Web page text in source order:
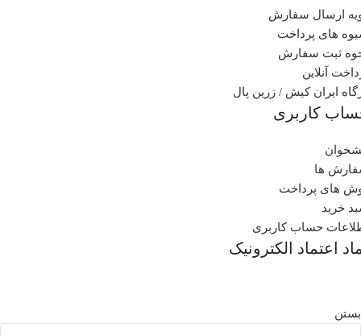
ارسال سفارش
های پرداخت
ثبت سفارش
آنلاین
ایران کیش / زرین پال
کاربری
ها
های پرداخت
خرید
حساب کاربری
اعتماد الکترونیک
بستن